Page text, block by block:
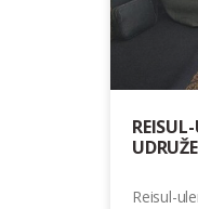
Reisul-